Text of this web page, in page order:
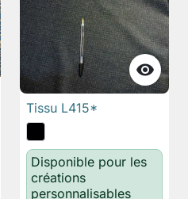

Tissu L415*
Disponible pour les
créations
personnalisables